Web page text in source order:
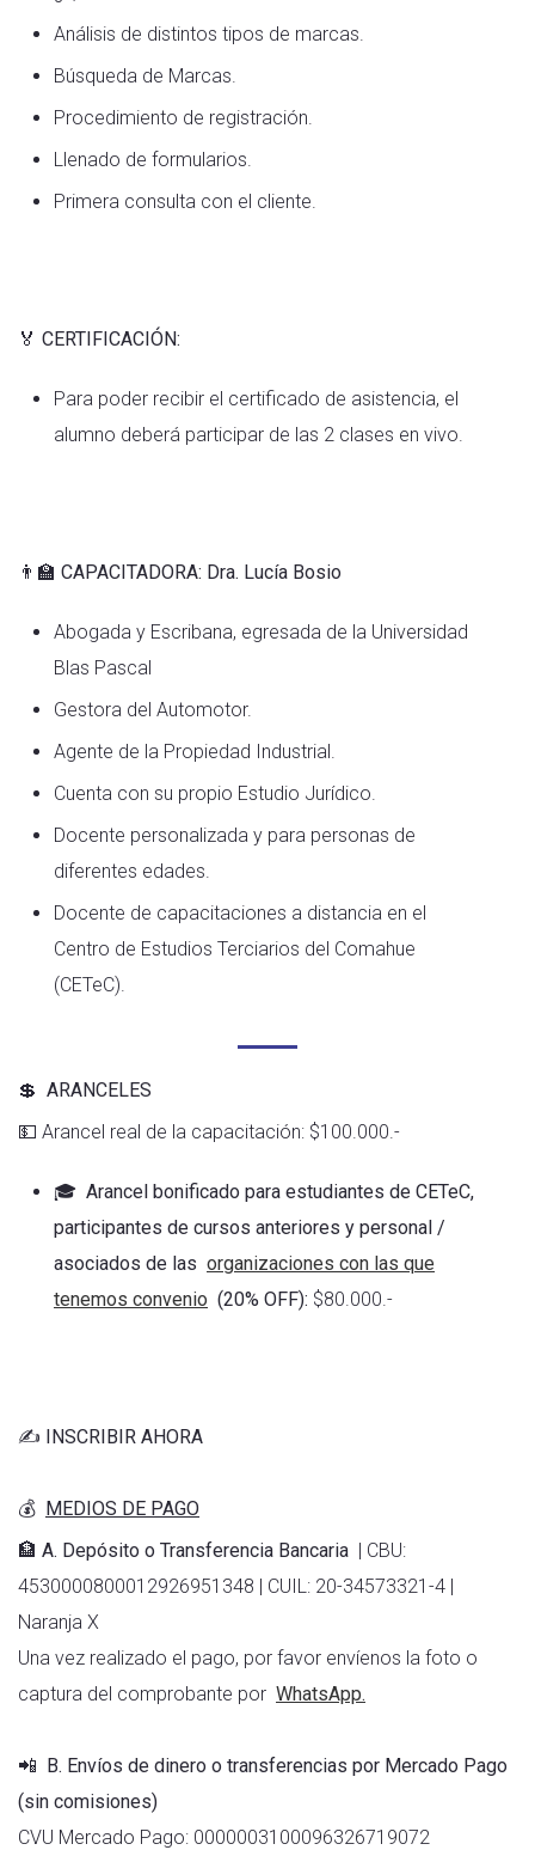
Análisis de distintos tipos de marcas.
Búsqueda de Marcas.
Procedimiento de registración.
Llenado de formularios.
Primera consulta con el cliente.
🏅 CERTIFICACIÓN:
Para poder recibir el certificado de asistencia, el
alumno deberá participar de las 2 clases en vivo.
👨‍🏫 CAPACITADORA: Dra. Lucía Bosio
Abogada y Escribana, egresada de la Universidad
Blas Pascal
Gestora del Automotor.
Agente de la Propiedad Industrial.
Cuenta con su propio Estudio Jurídico.
Docente personalizada y para personas de
diferentes edades.
Docente de capacitaciones a distancia en el
Centro de Estudios Terciarios del Comahue
(CETeC).
💲 ARANCELES
💵 Arancel real de la capacitación: $100.000.-
🎓 Arancel bonificado para estudiantes de CETeC,
participantes de cursos anteriores y personal /
asociados de las organizaciones con las que
tenemos convenio (20% OFF): $80.000.-
✍️ INSCRIBIR AHORA
💰 MEDIOS DE PAGO
🏦 A. Depósito o Transferencia Bancaria | CBU:
4530000800012926951348 | CUIL: 20-34573321-4 |
Naranja X
Una vez realizado el pago, por favor envíenos la foto o
captura del comprobante por WhatsApp.
📲 B. Envíos de dinero o transferencias por Mercado Pago
(sin comisiones)
CVU Mercado Pago: 0000003100096326719072